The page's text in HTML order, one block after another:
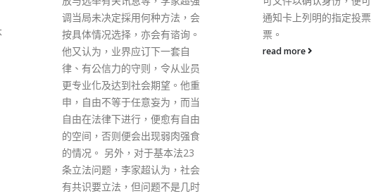
通知卡上列明的指定投票站投
票。
read more
脑及部分文件，《立场
定即时停止运作，包括
有社交媒体立即停止更